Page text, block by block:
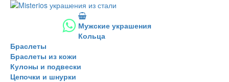
Мужские украшения
Кольца
Браслеты
Браслеты из кожи
Кулоны и подвески
Цепочки и шнурки